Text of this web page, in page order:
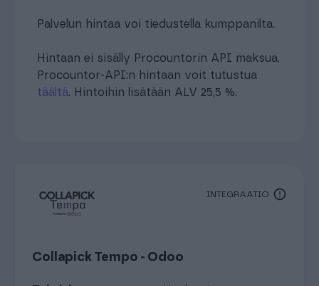
Palvelun hintaa voi tiedustella kumppanilta.
Hintaan ei sisälly Procountorin API maksua.
Procountor-API:n hintaan voit tutustua
täältä. Hintoihin lisätään ALV 25,5 %.
INTEGRAATIO
Collapick Tempo - Odoo